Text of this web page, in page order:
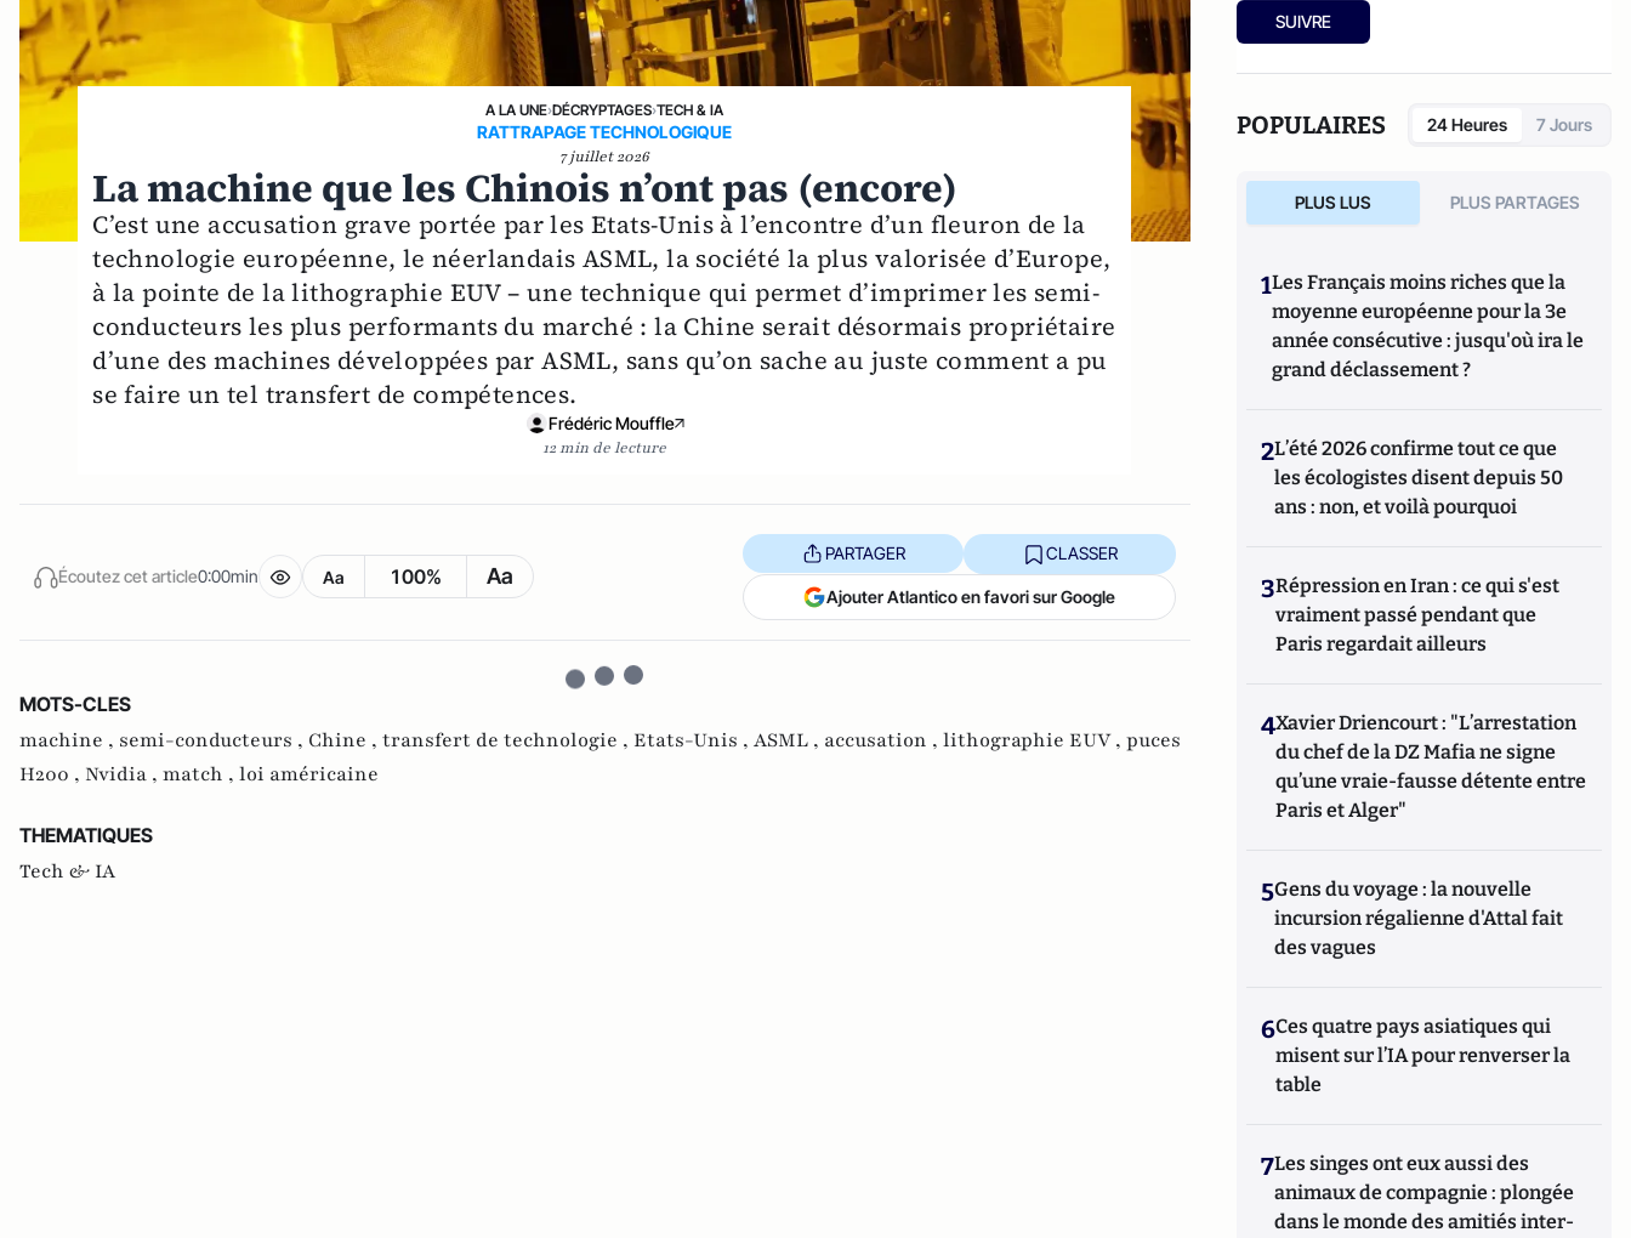
A LA UNE›DÉCRYPTAGES›TECH & IA
RATTRAPAGE TECHNOLOGIQUE
7 juillet 2026
La machine que les Chinois n’ont pas (encore)
C’est une accusation grave portée par les Etats-Unis à l’encontre d’un fleuron de la
technologie européenne, le néerlandais ASML, la société la plus valorisée d’Europe,
à la pointe de la lithographie EUV – une technique qui permet d’imprimer les semi-
conducteurs les plus performants du marché : la Chine serait désormais propriétaire
d’une des machines développées par ASML, sans qu’on sache au juste comment a pu
se faire un tel transfert de compétences.
Frédéric Mouffle
12 min de lecture
Écoutez cet article0:00min Aa 100% Aa
PARTAGER CLASSER
Ajouter Atlantico en favori sur Google
MOTS-CLES
machine , semi-conducteurs , Chine , transfert de technologie , Etats-Unis , ASML , accusation , lithographie EUV , puces
H200 , Nvidia , match , loi américaine
THEMATIQUES
Tech & IA
spécialisé dans la sensibilisation auprès des
entreprises. Retrouvez le site de Frédéric
SUIVRE
POPULAIRES 24 Heures 7 Jours
PLUS LUS PLUS PARTAGES
1Les Français moins riches que la
moyenne européenne pour la 3e
année consécutive : jusqu'où ira le
grand déclassement ?
2L’été 2026 confirme tout ce que
les écologistes disent depuis 50
ans : non, et voilà pourquoi
3Répression en Iran : ce qui s'est
vraiment passé pendant que
Paris regardait ailleurs
4Xavier Driencourt : "L’arrestation
du chef de la DZ Mafia ne signe
qu’une vraie-fausse détente entre
Paris et Alger"
5Gens du voyage : la nouvelle
incursion régalienne d'Attal fait
des vagues
6Ces quatre pays asiatiques qui
misent sur l’IA pour renverser la
table
7Les singes ont eux aussi des
animaux de compagnie : plongée
dans le monde des amitiés inter-